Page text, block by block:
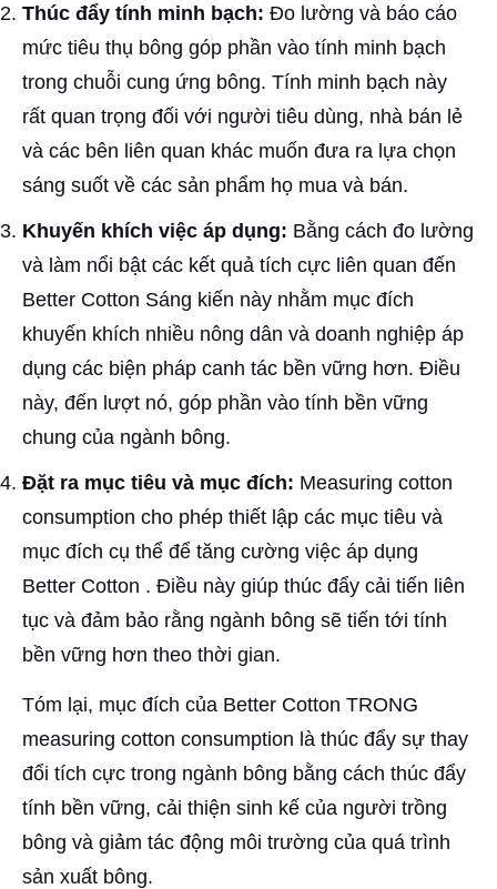
Thúc đẩy tính minh bạch: Đo lường và báo cáo
mức tiêu thụ bông góp phần vào tính minh bạch
trong chuỗi cung ứng bông. Tính minh bạch này
rất quan trọng đối với người tiêu dùng, nhà bán lẻ
và các bên liên quan khác muốn đưa ra lựa chọn
sáng suốt về các sản phẩm họ mua và bán.
Khuyến khích việc áp dụng: Bằng cách đo lường
và làm nổi bật các kết quả tích cực liên quan đến
Better Cotton Sáng kiến này nhằm mục đích
khuyến khích nhiều nông dân và doanh nghiệp áp
dụng các biện pháp canh tác bền vững hơn. Điều
này, đến lượt nó, góp phần vào tính bền vững
chung của ngành bông.
Đặt ra mục tiêu và mục đích: Measuring cotton
consumption cho phép thiết lập các mục tiêu và
mục đích cụ thể để tăng cường việc áp dụng
Better Cotton . Điều này giúp thúc đẩy cải tiến liên
tục và đảm bảo rằng ngành bông sẽ tiến tới tính
bền vững hơn theo thời gian.
Tóm lại, mục đích của Better Cotton TRONG
measuring cotton consumption là thúc đẩy sự thay
đổi tích cực trong ngành bông bằng cách thúc đẩy
tính bền vững, cải thiện sinh kế của người trồng
bông và giảm tác động môi trường của quá trình
sản xuất bông.